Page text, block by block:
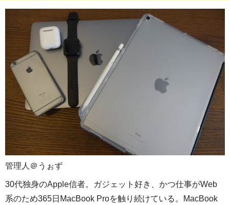
管理人＠うぉず
30代独身のApple信者。ガジェット好き、かつ仕事がWeb
系のため365日MacBook Proを触り続けている。MacBook